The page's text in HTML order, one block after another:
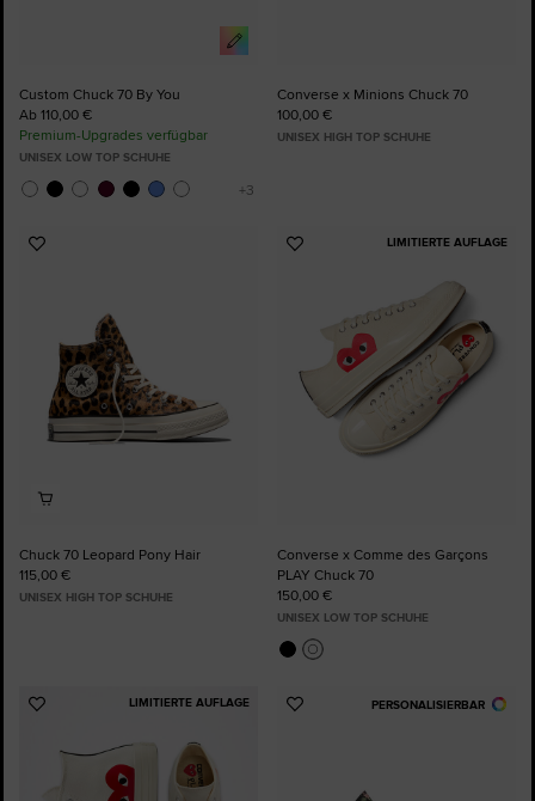
Custom Chuck 70 By You
Ab 110,00 €
Premium-Upgrades verfügbar
UNISEX LOW TOP SCHUHE
Converse x Minions Chuck 70
100,00 €
UNISEX HIGH TOP SCHUHE
Zu
Chuck 70 Leopard Pony Hair
115,00 €
UNISEX HIGH TOP SCHUHE
LIMITIERTE AUFLAGE
Zu
Converse x Comme des Garçons
PLAY Chuck 70
150,00 €
UNISEX LOW TOP SCHUHE
LIMITIERTE AUFLAGE
Zu
hinzufügen
PERSONALISIERBAR
Zu